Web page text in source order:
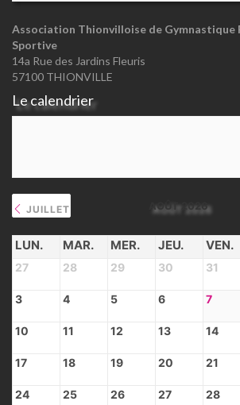
Association Thionvilloise de Gymnastique
Sportive
14a Rue des Jardins Fleuris
57100 THIONVILLE
Le calendrier
JUILLET AOÛT 2026
LUN. MAR. MER. JEU. VEN.
27 28 29 30 31
3 4 5 6 7
10 11 12 13 14
17 18 19 20 21
24 25 26 27 28